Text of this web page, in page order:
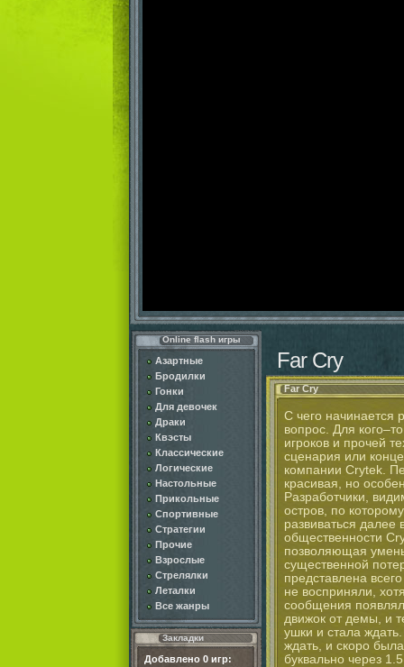
Online flash игры
Азартные
Бродилки
Гонки
Для девочек
Драки
Квэсты
Классические
Логические
Настольные
Прикольные
Спортивные
Стратегии
Прочие
Взрослые
Стрелялки
Леталки
Все жанры
Закладки
Добавлено 0 игр:
Far Cry
Far Cry
С чего начинается
вопрос. Для
игроков и прочей
сценария или
компании Crytek.
красивая, но
Разработчики,
остров, по
развиваться далее
общественности
позволяющая
существенной
представлена
не восприняли,
сообщения
движок от демы, и
ушки и стала
ждать, и скоро
буквально через